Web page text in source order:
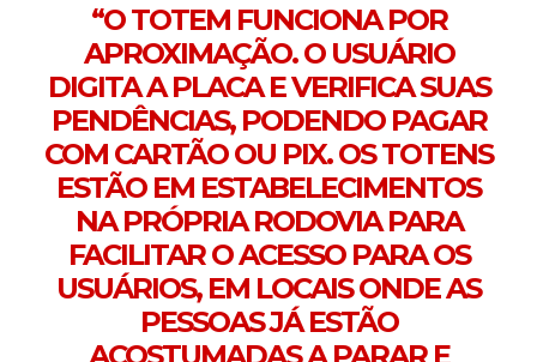
“O TOTEM FUNCIONA POR
APROXIMAÇÃO. O USUÁRIO
DIGITA A PLACA E VERIFICA SUAS
PENDÊNCIAS, PODENDO PAGAR
COM CARTÃO OU PIX. OS TOTENS
ESTÃO EM ESTABELECIMENTOS
NA PRÓPRIA RODOVIA PARA
FACILITAR O ACESSO PARA OS
USUÁRIOS, EM LOCAIS ONDE AS
PESSOAS JÁ ESTÃO